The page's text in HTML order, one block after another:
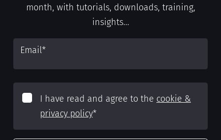
month, with tutorials, downloads, training,
insights...
Email*
I have read and agree to the cookie &
privacy policy*